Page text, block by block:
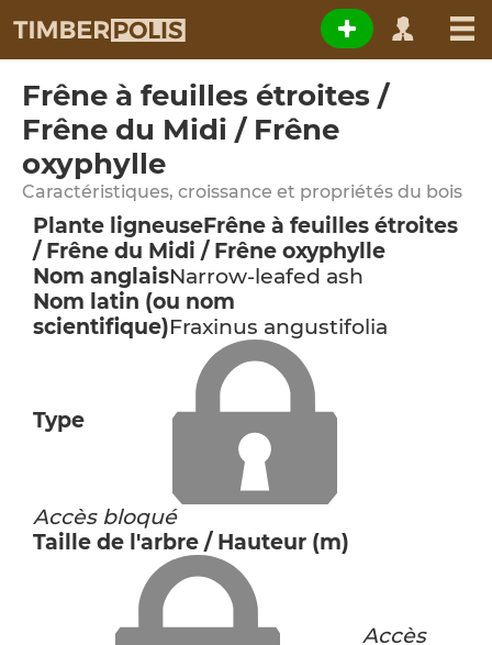
Frêne à feuilles étroites /
Frêne du Midi / Frêne
oxyphylle
Caractéristiques, croissance et propriétés du bois
Plante ligneuseFrêne à feuilles étroites
/ Frêne du Midi / Frêne oxyphylle
Nom anglaisNarrow-leafed ash
Nom latin (ou nom
scientifique)Fraxinus angustifolia
Type
Accès bloqué
Taille de l'arbre / Hauteur (m)
Accès